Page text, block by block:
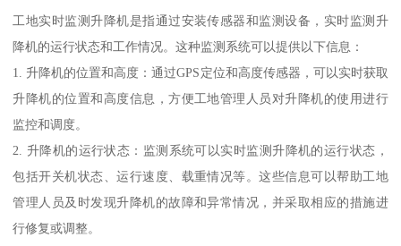
工地实时监测升降机是指通过安装传感器和监测设备，实时监测升
降机的运行状态和工作情况。这种监测系统可以提供以下信息：
1. 升降机的位置和高度：通过GPS定位和高度传感器，可以实时获取
升降机的位置和高度信息，方便工地管理人员对升降机的使用进行
监控和调度。
2. 升降机的运行状态：监测系统可以实时监测升降机的运行状态，
包括开关机状态、运行速度、载重情况等。这些信息可以帮助工地
管理人员及时发现升降机的故障和异常情况，并采取相应的措施进
行修复或调整。